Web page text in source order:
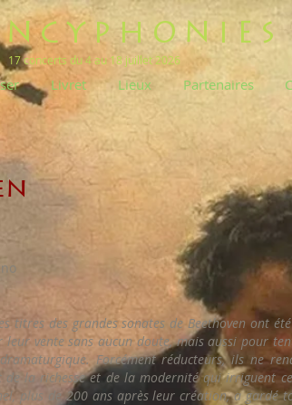
17 concerts du 4 au 18 juillet 2026
Livret Lieux Partenaires
titres des grandes sonates de Beethoven ont
vente sans aucun doute, mais aussi pour
Forcément réducteurs, ils ne
de la richesse et de la modernité qui irriguent
plus de 200 ans après leur création, a gardé